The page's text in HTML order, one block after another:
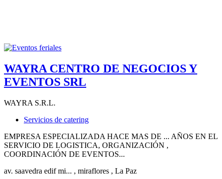
WAYRA CENTRO DE NEGOCIOS Y
EVENTOS SRL
WAYRA S.R.L.
Servicios de catering
EMPRESA ESPECIALIZADA HACE MAS DE ... AÑOS EN EL
SERVICIO DE LOGISTICA, ORGANIZACIÓN ,
COORDINACIÓN DE EVENTOS...
av. saavedra edif mi... , miraflores , La Paz